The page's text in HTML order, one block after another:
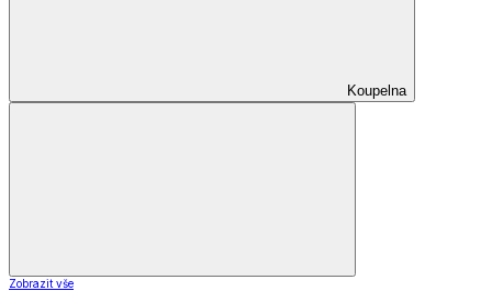
Koupelna
Zobrazit vše